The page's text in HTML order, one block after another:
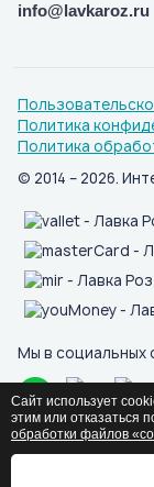
info@lavkaroz.ru
Политика
Политика
© 2014 – 2026.
Мы в социальных
Сайт использует
этим или отказаться
обработки файлов